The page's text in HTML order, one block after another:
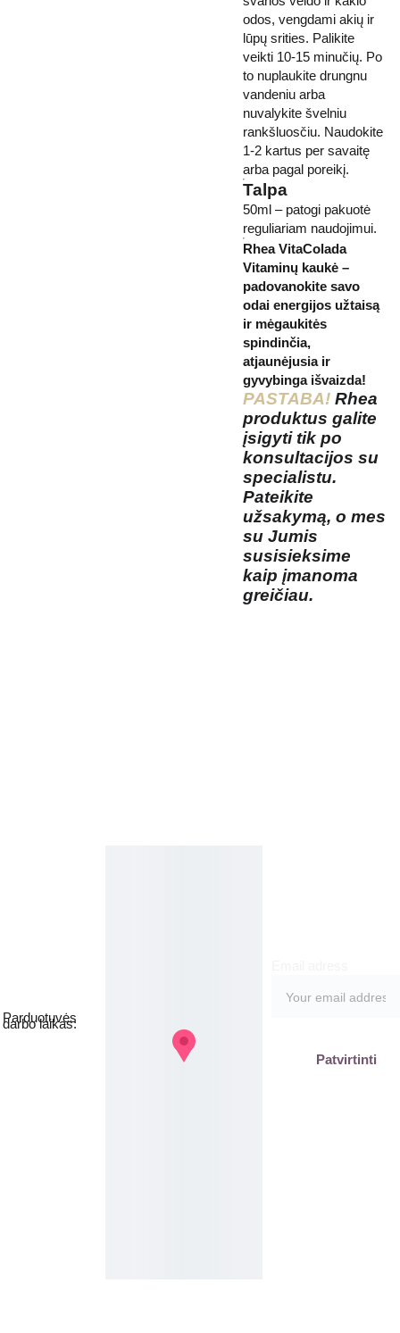
odos, vengdami akių ir
lūpų srities. Palikite
veikti 10-15 minučių. Po
to nuplaukite drungnu
vandeniu arba
nuvalykite švelniu
rankšluosčiu. Naudokite
1-2 kartus per savaitę
arba pagal poreikį.
Talpa
50ml – patogi pakuotė
reguliariam naudojimui.
Rhea VitaColada
Vitaminų kaukė –
padovanokite savo
odai energijos užtaisą
ir mėgaukitės
spindinčia,
atjaunėjusia ir
gyvybinga išvaizda!
PASTABA! Rhea
produktus galite
įsigyti tik po
konsultacijos su
specialistu.
Pateikite
užsakymą, o mes
su Jumis
susisieksime
kaip įmanoma
greičiau.
Patvirtinti
Parduotuvės
darbo laikas: